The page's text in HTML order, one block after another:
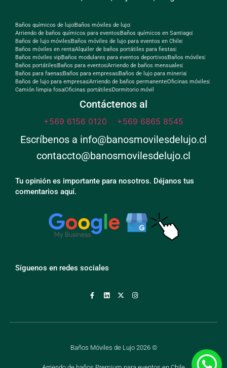
Baños químicos de lujoBaños móviles de lujo
Arriendo de baños químicos para eventos Baños químicos en Santiago
Baños de lujo móviles Baños móviles de lujo para eventos en Chile
Baños móviles en rentaAlquiler de baños portátiles para fiestas
Baños móviles vipBaños modulares para eventos deportivos Baños móviles
Baños portátiles Baños para eventosArriendo de baños mensuales
Baños para faenas Baños para empresas Baños de lujo para mineria
Baños de lujo para empresasArriendo de baños permanenteOficinas móviles
Camión limpia fosaOficinas portátiles Dormitorio móvil
Contáctenos al
+569 6156 0120 o +569 6865 8545
Escríbenos a info@banosmovilesdelujo.cl
contaccto@banosmovilesdelujo.cl
Tu opinión es importante para nosotros. Déjanos tus
comentarios aquí.
Síguenos en redes sociales
Baños Móviles de Lujo 2026 ©